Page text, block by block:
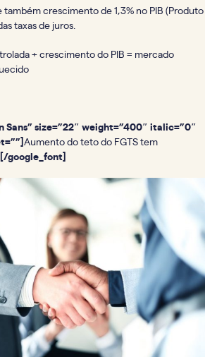
também crescimento de 1,3% no PIB (Produto
taxas de juros.
+ crescimento do PIB = mercado
size=”22″ weight=”400″ italic=”0″
Aumento do teto do FGTS tem
[/google_font]